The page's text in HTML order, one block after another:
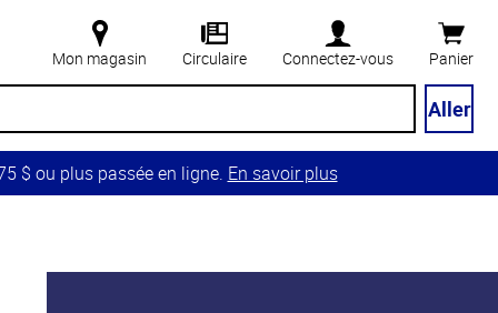
Mon magasin Circulaire Connectez-vous Panier
Aller
$ ou plus passée en ligne. En savoir plus